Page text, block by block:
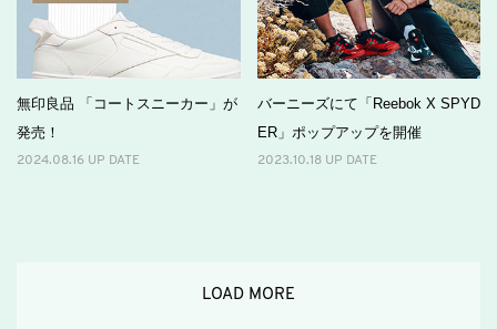
無印良品 「コートスニーカー」が
発売！
2024.08.16 UP DATE
バーニーズにて「Reebok X SPYD
ER」ポップアップを開催
2023.10.18 UP DATE
LOAD MORE